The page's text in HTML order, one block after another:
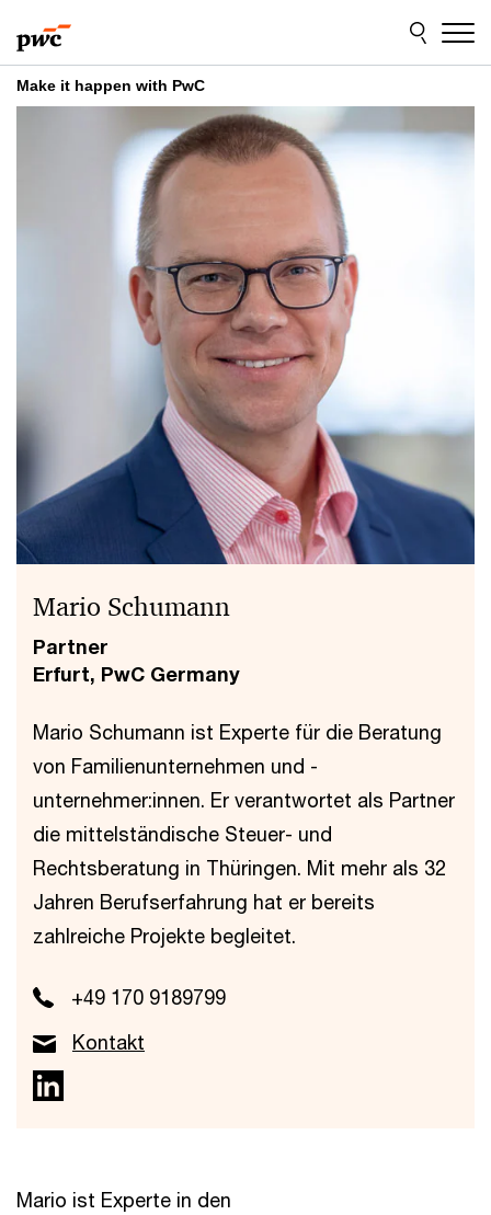
to
content
to
footer
Make it happen with PwC
Mario Schumann
Partner
Erfurt, PwC Germany
Mario Schumann ist Experte für die Beratung
von Familienunternehmen und -
unternehmer:innen. Er verantwortet als Partner
die mittelständische Steuer- und
Rechtsberatung in Thüringen. Mit mehr als 32
Jahren Berufserfahrung hat er bereits
zahlreiche Projekte begleitet.
+49 170 9189799
Kontakt
Mario ist Experte in den